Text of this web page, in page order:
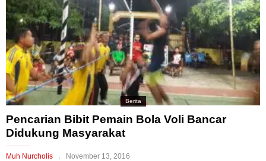
Berita
Pencarian Bibit Pemain Bola Voli Bancar
Didukung Masyarakat
Muh Nurcholis November 13, 2016